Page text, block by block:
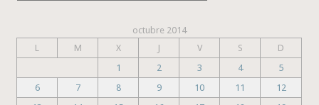
octubre 2014
L
M X J V S
D
1
2 3 4
5
6
7 8 9 10 11
12